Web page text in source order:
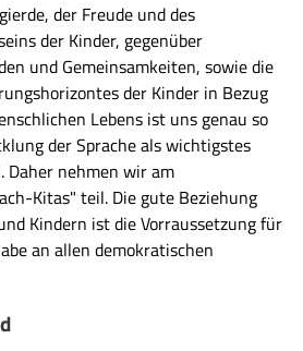
der Freude und des
der Kinder, gegenüber
und Gemeinsamkeiten, sowie die
der Kinder in Bezug
Lebens ist uns genau so
der Sprache als wichtigstes
nehmen wir am
Kitas" teil. Die gute Beziehung
Kindern ist die Vorraussetzung für
an allen demokratischen